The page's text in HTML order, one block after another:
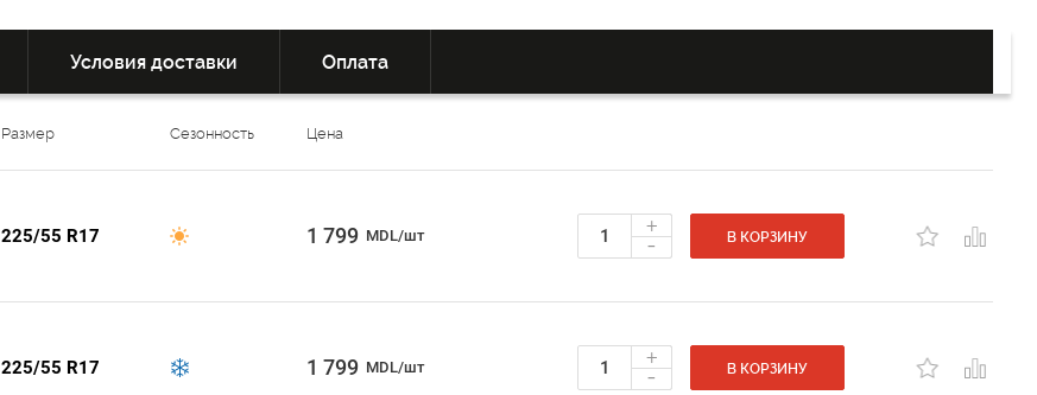
Условия доставки Оплата
Размер Сезонность Цена
225/55 R17 1 799 MDL/шт +
- В КОРЗИНУ
225/55 R17 1 799 MDL/шт +
- В КОРЗИНУ